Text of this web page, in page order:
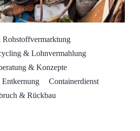
& Lohnvermahlung
& Konzepte
Containerdienst
& Rückbau